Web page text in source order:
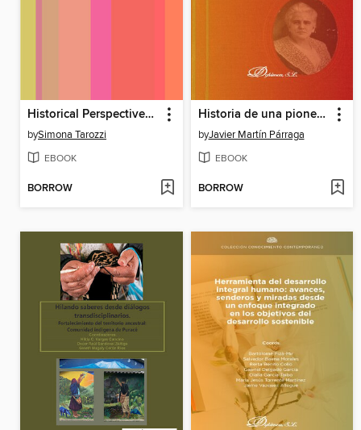
Historical Perspectives on Property and Land Law
bySimona Tarozzi
EBOOK
BORROW
Historia de una pionera, de Anna Howard Shaw
byJavier Martín Párraga
EBOOK
BORROW